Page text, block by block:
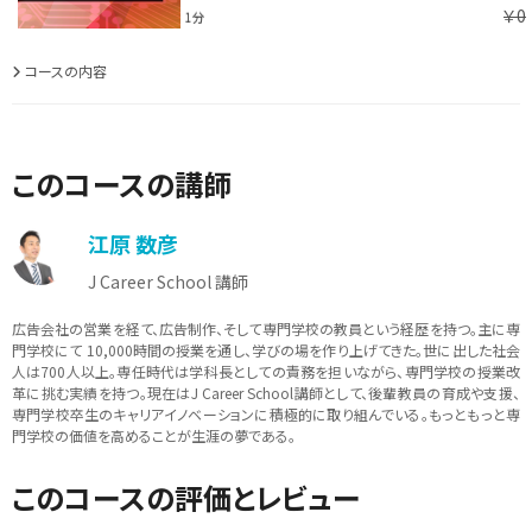
1分 ￥0
コースの内容
このコースの講師
江原 数彦
J Career School 講師
広告会社の営業を経て、広告制作、そして専門学校の教員という経歴を持つ。主に専
門学校にて 10,000時間の授業を通し、学びの場を作り上げてきた。世に出した社会
人は700人以上。専任時代は学科長としての責務を担いながら、専門学校の授業改
革に挑む実績を持つ。現在はJ Career School講師として、後輩教員の育成や支援、
専門学校卒生のキャリアイノベーションに積極的に取り組んでいる。もっともっと専
門学校の価値を高めることが生涯の夢である。
このコースの評価とレビュー